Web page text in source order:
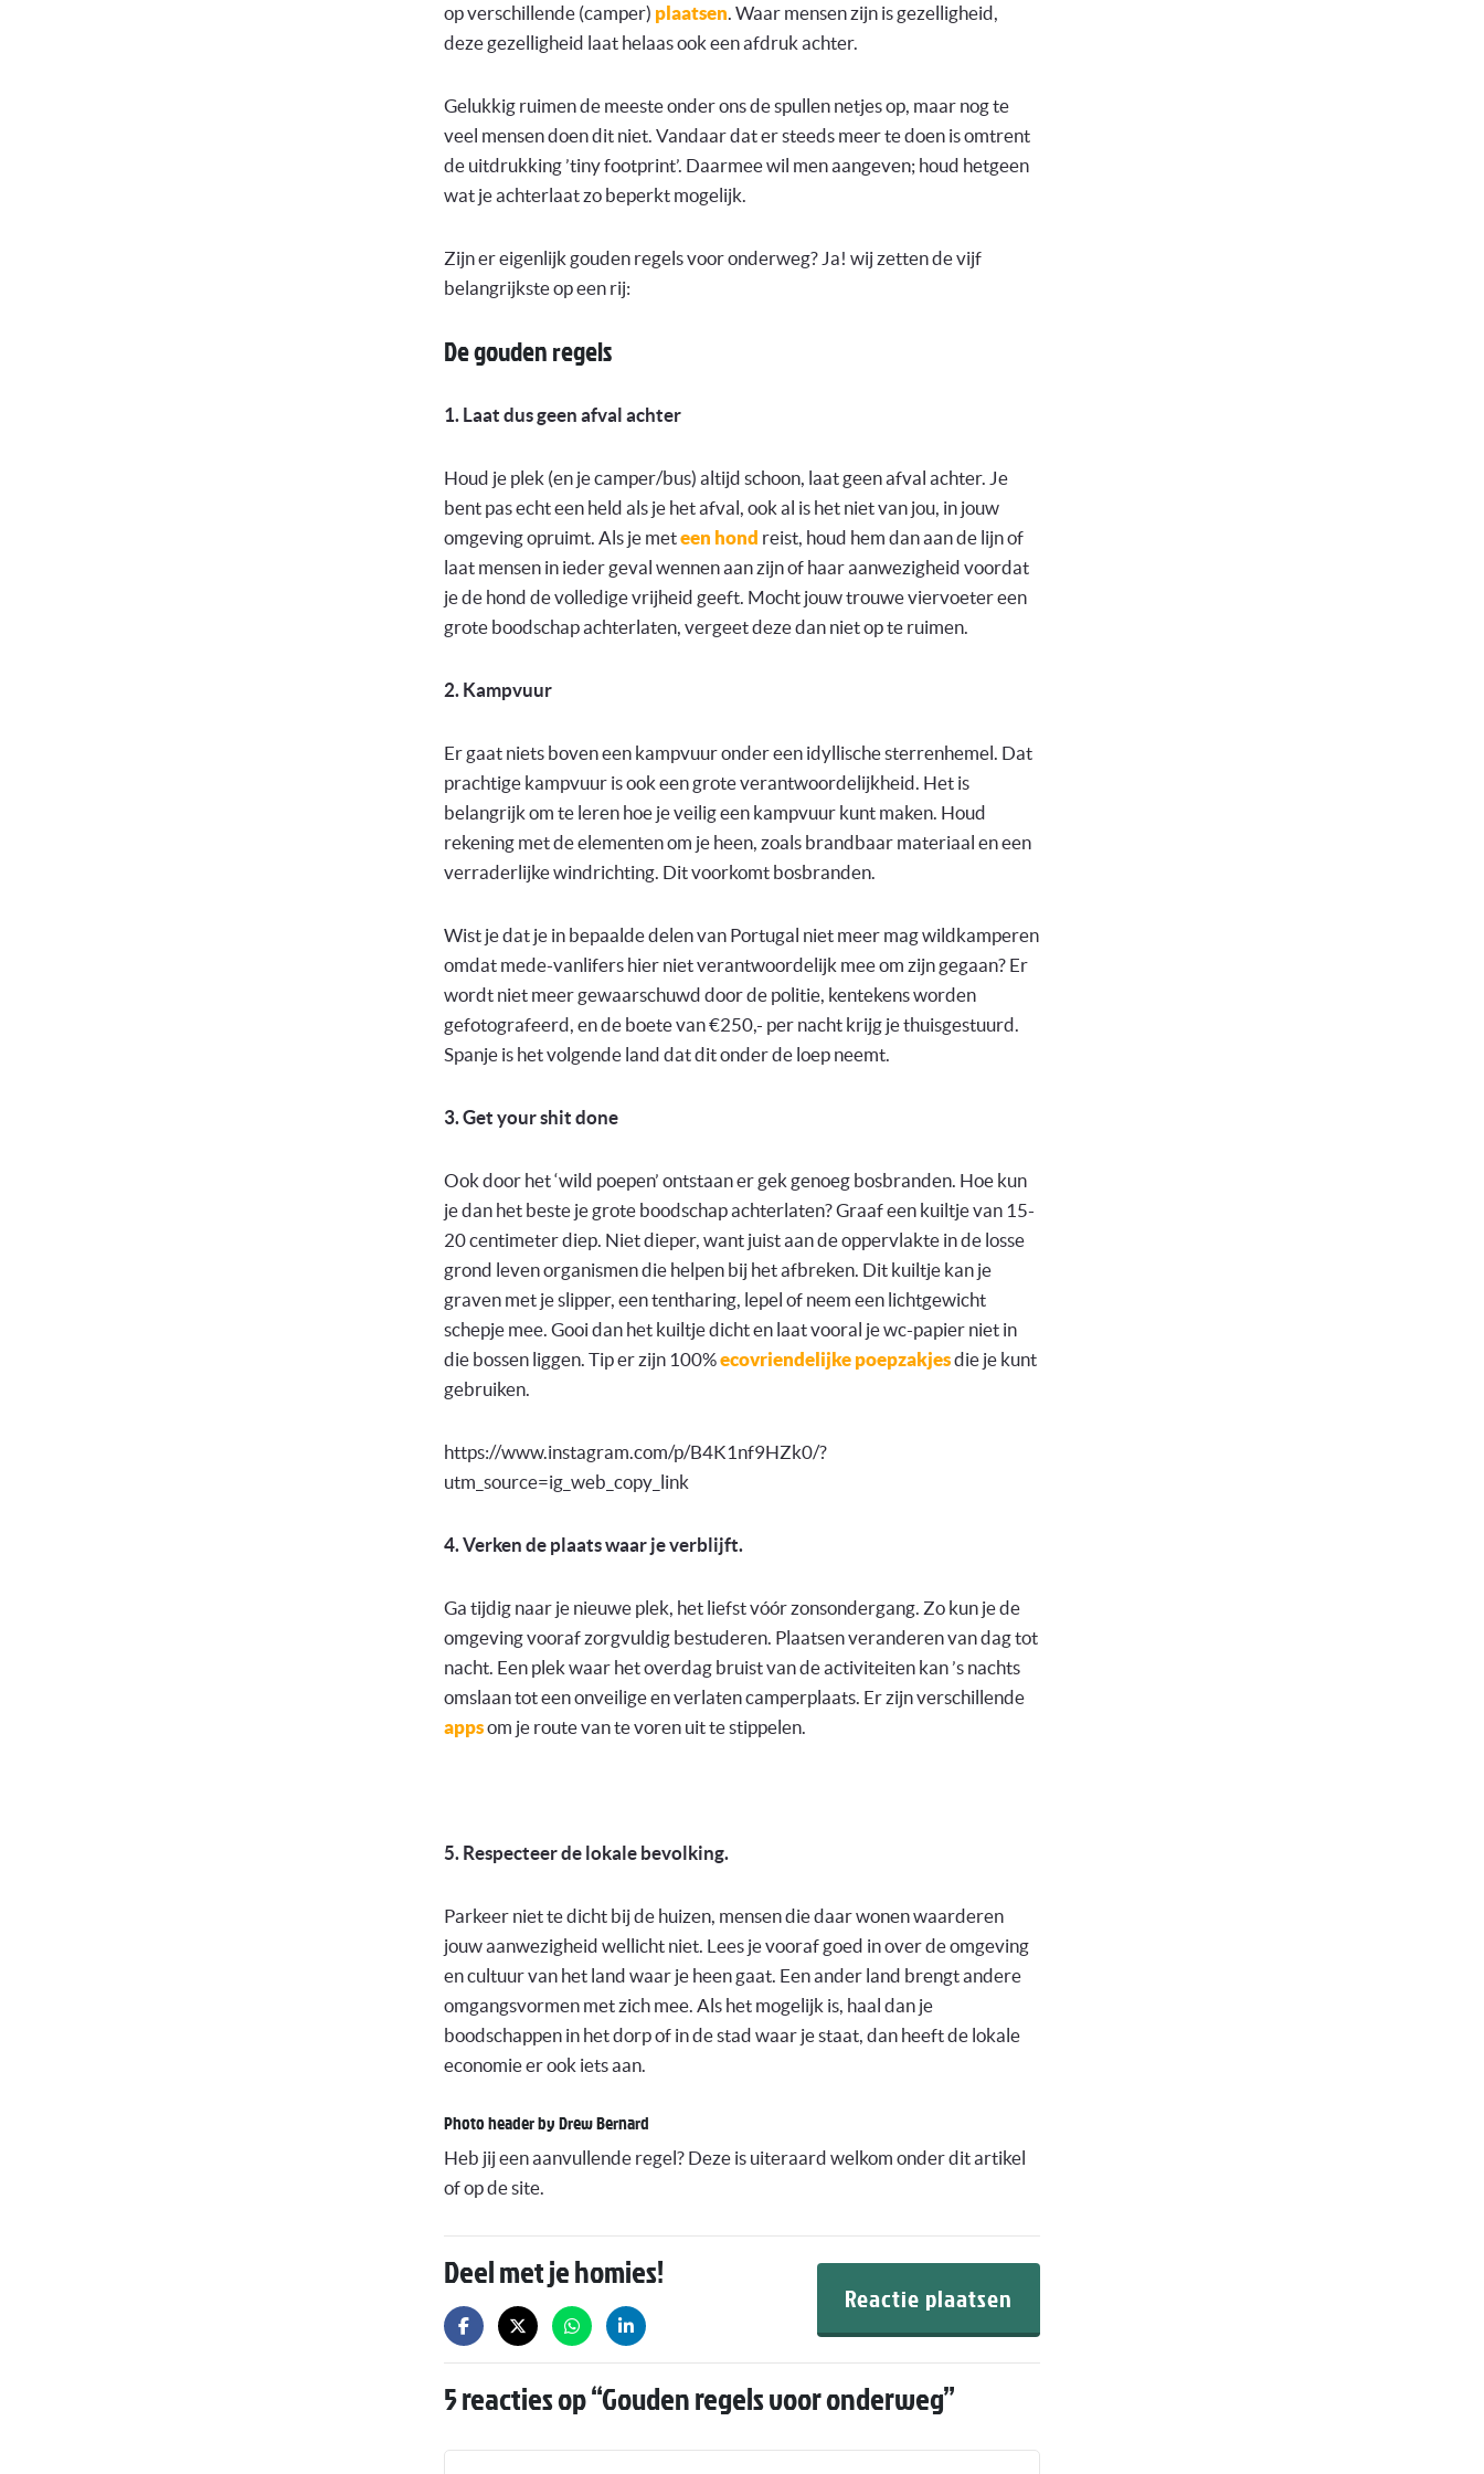
op verschillende (camper) plaatsen. Waar mensen zijn is gezelligheid,
deze gezelligheid laat helaas ook een afdruk achter.
Gelukkig ruimen de meeste onder ons de spullen netjes op, maar nog te
veel mensen doen dit niet. Vandaar dat er steeds meer te doen is omtrent
de uitdrukking ’tiny footprint’. Daarmee wil men aangeven; houd hetgeen
wat je achterlaat zo beperkt mogelijk.
Zijn er eigenlijk gouden regels voor onderweg? Ja! wij zetten de vijf
belangrijkste op een rij:
De gouden regels
1. Laat dus geen afval achter
Houd je plek (en je camper/bus) altijd schoon, laat geen afval achter. Je
bent pas echt een held als je het afval, ook al is het niet van jou, in jouw
omgeving opruimt. Als je meteen hond reist, houd hem dan aan de lijn of
laat mensen in ieder geval wennen aan zijn of haar aanwezigheid voordat
je de hond de volledige vrijheid geeft. Mocht jouw trouwe viervoeter een
grote boodschap achterlaten, vergeet deze dan niet op te ruimen.
2. Kampvuur
Er gaat niets boven een kampvuur onder een idyllische sterrenhemel. Dat
prachtige kampvuur is ook een grote verantwoordelijkheid. Het is
belangrijk om te leren hoe je veilig een kampvuur kunt maken. Houd
rekening met de elementen om je heen, zoals brandbaar materiaal en een
verraderlijke windrichting. Dit voorkomt bosbranden.
Wist je dat je in bepaalde delen van Portugal niet meer mag wildkamperen
omdat mede-vanlifers hier niet verantwoordelijk mee om zijn gegaan? Er
wordt niet meer gewaarschuwd door de politie, kentekens worden
gefotografeerd, en de boete van €250,- per nacht krijg je thuisgestuurd.
Spanje is het volgende land dat dit onder de loep neemt.
3. Get your shit done
Ook door het ‘wild poepen’ ontstaan er gek genoeg bosbranden. Hoe kun
je dan het beste je grote boodschap achterlaten? Graaf een kuiltje van 15-
20 centimeter diep. Niet dieper, want juist aan de oppervlakte in de losse
grond leven organismen die helpen bij het afbreken. Dit kuiltje kan je
graven met je slipper, een tentharing, lepel of neem een lichtgewicht
schepje mee. Gooi dan het kuiltje dicht en laat vooral je wc-papier niet in
die bossen liggen. Tip er zijn 100%ecovriendelijke poepzakjesdie je kunt
gebruiken.
https://www.instagram.com/p/B4K1nf9HZk0/?
utm_source=ig_web_copy_link
4. Verken de plaats waar je verblijft.
Ga tijdig naar je nieuwe plek, het liefst vóór zonsondergang. Zo kun je de
omgeving vooraf zorgvuldig bestuderen. Plaatsen veranderen van dag tot
nacht. Een plek waar het overdag bruist van de activiteiten kan ’s nachts
omslaan tot een onveilige en verlaten camperplaats. Er zijn verschillende
appsom je route van te voren uit te stippelen.
5. Respecteer de lokale bevolking.
Parkeer niet te dicht bij de huizen, mensen die daar wonen waarderen
jouw aanwezigheid wellicht niet. Lees je vooraf goed in over de omgeving
en cultuur van het land waar je heen gaat. Een ander land brengt andere
omgangsvormen met zich mee. Als het mogelijk is, haal dan je
boodschappen in het dorp of in de stad waar je staat, dan heeft de lokale
economie er ook iets aan.
Photo header by Drew Bernard
Heb jij een aanvullende regel? Deze is uiteraard welkom onder dit artikel
of op de site.
Deel met je homies!
Reactie plaatsen
5 reacties op “Gouden regels voor onderweg”